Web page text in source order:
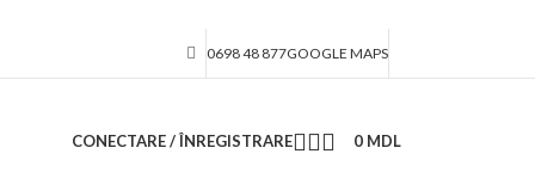
0698 48 877GOOGLE MAPS
CONECTARE / ÎNREGISTRARE 0 MDL